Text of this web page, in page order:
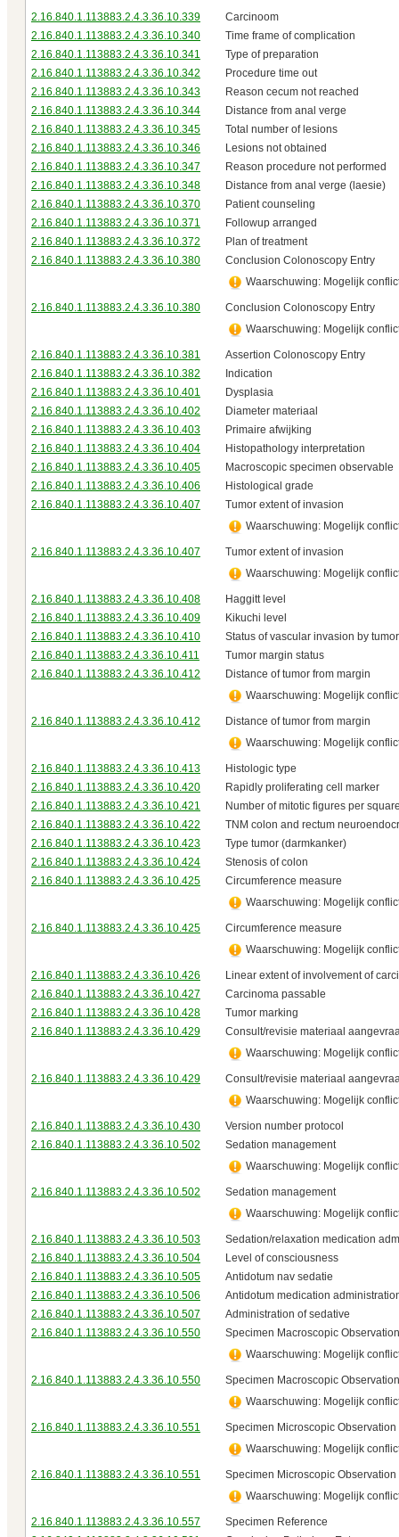
2.16.840.1.113883.2.4.3.36.10.339
Carcinoom
2.16.840.1.113883.2.4.3.36.10.340
Time frame of complication
2.16.840.1.113883.2.4.3.36.10.341
Type of preparation
2.16.840.1.113883.2.4.3.36.10.342
Procedure time out
2.16.840.1.113883.2.4.3.36.10.343
Reason cecum not reached
2.16.840.1.113883.2.4.3.36.10.344
Distance from anal verge
2.16.840.1.113883.2.4.3.36.10.345
Total number of lesions
2.16.840.1.113883.2.4.3.36.10.346
Lesions not obtained
2.16.840.1.113883.2.4.3.36.10.347
Reason procedure not performed
2.16.840.1.113883.2.4.3.36.10.348
Distance from anal verge (laesie)
2.16.840.1.113883.2.4.3.36.10.370
Patient counseling
2.16.840.1.113883.2.4.3.36.10.371
Followup arranged
2.16.840.1.113883.2.4.3.36.10.372
Plan of treatment
2.16.840.1.113883.2.4.3.36.10.380
Conclusion Colonoscopy Entry
Waarschuwing: Mogelijk
2.16.840.1.113883.2.4.3.36.10.380
Conclusion Colonoscopy Entry
Waarschuwing: Mogelijk
2.16.840.1.113883.2.4.3.36.10.381
Assertion Colonoscopy Entry
2.16.840.1.113883.2.4.3.36.10.382
Indication
2.16.840.1.113883.2.4.3.36.10.401
Dysplasia
2.16.840.1.113883.2.4.3.36.10.402
Diameter materiaal
2.16.840.1.113883.2.4.3.36.10.403
Primaire afwijking
2.16.840.1.113883.2.4.3.36.10.404
Histopathology interpretation
2.16.840.1.113883.2.4.3.36.10.405
Macroscopic specimen observable
2.16.840.1.113883.2.4.3.36.10.406
Histological grade
2.16.840.1.113883.2.4.3.36.10.407
Tumor extent of invasion
Waarschuwing: Mogelijk
2.16.840.1.113883.2.4.3.36.10.407
Tumor extent of invasion
Waarschuwing: Mogelijk
2.16.840.1.113883.2.4.3.36.10.408
Haggitt level
2.16.840.1.113883.2.4.3.36.10.409
Kikuchi level
2.16.840.1.113883.2.4.3.36.10.410
Status of vascular invasion by tumor
2.16.840.1.113883.2.4.3.36.10.411
Tumor margin status
2.16.840.1.113883.2.4.3.36.10.412
Distance of tumor from margin
Waarschuwing: Mogelijk
2.16.840.1.113883.2.4.3.36.10.412
Distance of tumor from margin
Waarschuwing: Mogelijk
2.16.840.1.113883.2.4.3.36.10.413
Histologic type
2.16.840.1.113883.2.4.3.36.10.420
Rapidly proliferating cell marker
2.16.840.1.113883.2.4.3.36.10.421
Number of mitotic figures per
2.16.840.1.113883.2.4.3.36.10.422
TNM colon and rectum
2.16.840.1.113883.2.4.3.36.10.423
Type tumor (darmkanker)
2.16.840.1.113883.2.4.3.36.10.424
Stenosis of colon
2.16.840.1.113883.2.4.3.36.10.425
Circumference measure
Waarschuwing: Mogelijk
2.16.840.1.113883.2.4.3.36.10.425
Circumference measure
Waarschuwing: Mogelijk
2.16.840.1.113883.2.4.3.36.10.426
Linear extent of involvement of
2.16.840.1.113883.2.4.3.36.10.427
Carcinoma passable
2.16.840.1.113883.2.4.3.36.10.428
Tumor marking
2.16.840.1.113883.2.4.3.36.10.429
Consult/revisie materiaal
Waarschuwing: Mogelijk
2.16.840.1.113883.2.4.3.36.10.429
Consult/revisie materiaal
Waarschuwing: Mogelijk
2.16.840.1.113883.2.4.3.36.10.430
Version number protocol
2.16.840.1.113883.2.4.3.36.10.502
Sedation management
Waarschuwing: Mogelijk
2.16.840.1.113883.2.4.3.36.10.502
Sedation management
Waarschuwing: Mogelijk
2.16.840.1.113883.2.4.3.36.10.503
Sedation/relaxation medication
2.16.840.1.113883.2.4.3.36.10.504
Level of consciousness
2.16.840.1.113883.2.4.3.36.10.505
Antidotum nav sedatie
2.16.840.1.113883.2.4.3.36.10.506
Antidotum medication
2.16.840.1.113883.2.4.3.36.10.507
Administration of sedative
2.16.840.1.113883.2.4.3.36.10.550
Specimen Macroscopic Observation
Waarschuwing: Mogelijk
2.16.840.1.113883.2.4.3.36.10.550
Specimen Macroscopic Observation
Waarschuwing: Mogelijk
2.16.840.1.113883.2.4.3.36.10.551
Specimen Microscopic Observation
Waarschuwing: Mogelijk
2.16.840.1.113883.2.4.3.36.10.551
Specimen Microscopic Observation
Waarschuwing: Mogelijk
2.16.840.1.113883.2.4.3.36.10.557
Specimen Reference